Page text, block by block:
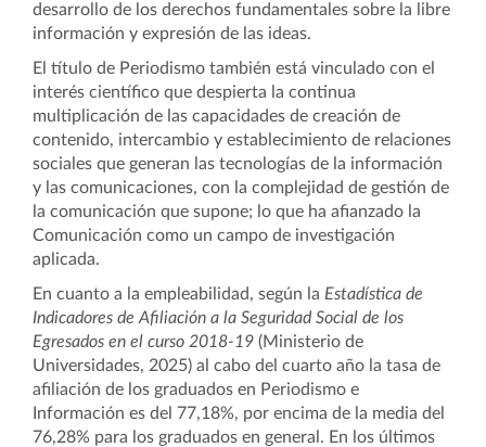
desarrollo de los derechos fundamentales sobre la libre
información y expresión de las ideas.
El título de Periodismo también está vinculado con el
interés científico que despierta la continua
multiplicación de las capacidades de creación de
contenido, intercambio y establecimiento de relaciones
sociales que generan las tecnologías de la información
y las comunicaciones, con la complejidad de gestión de
la comunicación que supone; lo que ha afianzado la
Comunicación como un campo de investigación
aplicada.
En cuanto a la empleabilidad, según la Estadística de
Indicadores de Afiliación a la Seguridad Social de los
Egresados en el curso 2018-19 (Ministerio de
Universidades, 2025) al cabo del cuarto año la tasa de
afiliación de los graduados en Periodismo e
Información es del 77,18%, por encima de la media del
76,28% para los graduados en general. En los últimos